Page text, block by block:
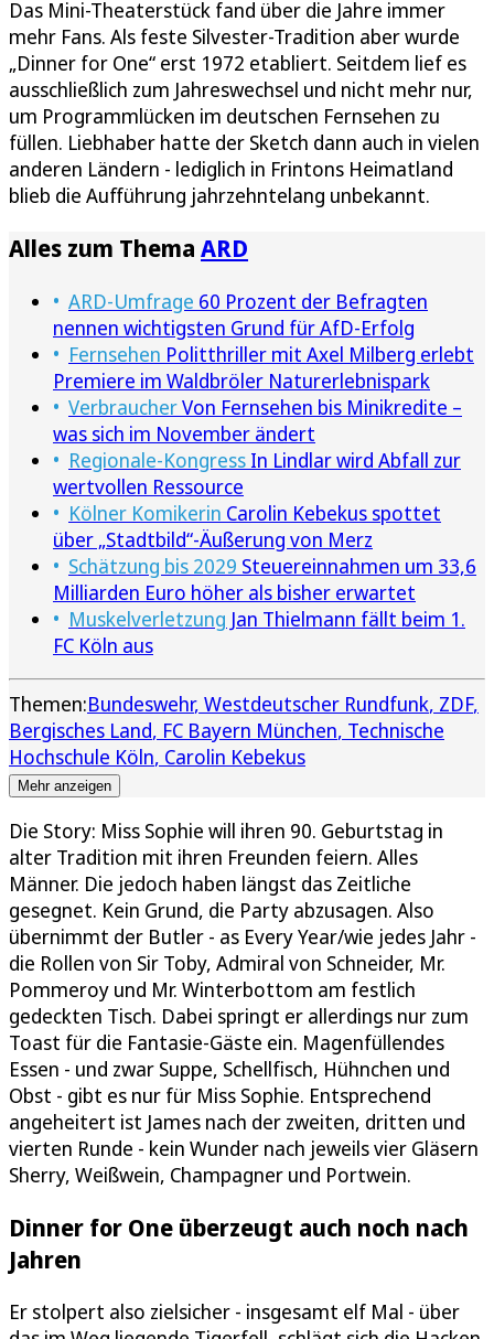
Das Mini-Theaterstück fand über die Jahre immer
mehr Fans. Als feste Silvester-Tradition aber wurde
„Dinner for One“ erst 1972 etabliert. Seitdem lief es
ausschließlich zum Jahreswechsel und nicht mehr nur,
um Programmlücken im deutschen Fernsehen zu
füllen. Liebhaber hatte der Sketch dann auch in vielen
anderen Ländern - lediglich in Frintons Heimatland
blieb die Aufführung jahrzehntelang unbekannt.
Alles zum Thema ARD
ARD-Umfrage 60 Prozent der Befragten
nennen wichtigsten Grund für AfD-Erfolg
Fernsehen Politthriller mit Axel Milberg erlebt
Premiere im Waldbröler Naturerlebnispark
VerbraucherVon Fernsehen bis Minikredite –
was sich im November ändert
Regionale-Kongress In Lindlar wird Abfall zur
wertvollen Ressource
Kölner Komikerin Carolin Kebekus spottet
über „Stadtbild“-Äußerung von Merz
Schätzung bis 2029 Steuereinnahmen um 33,6
Milliarden Euro höher als bisher erwartet
Muskelverletzung Jan Thielmann fällt beim 1.
FC Köln aus
Themen:Bundeswehr Westdeutscher Rundfunk ZDF
Bergisches Land FC Bayern München Technische
Hochschule Köln Carolin Kebekus
Mehr anzeigen
Die Story: Miss Sophie will ihren 90. Geburtstag in
alter Tradition mit ihren Freunden feiern. Alles
Männer. Die jedoch haben längst das Zeitliche
gesegnet. Kein Grund, die Party abzusagen. Also
übernimmt der Butler - as Every Year/wie jedes Jahr -
die Rollen von Sir Toby, Admiral von Schneider, Mr.
Pommeroy und Mr. Winterbottom am festlich
gedeckten Tisch. Dabei springt er allerdings nur zum
Toast für die Fantasie-Gäste ein. Magenfüllendes
Essen - und zwar Suppe, Schellfisch, Hühnchen und
Obst - gibt es nur für Miss Sophie. Entsprechend
angeheitert ist James nach der zweiten, dritten und
vierten Runde - kein Wunder nach jeweils vier Gläsern
Sherry, Weißwein, Champagner und Portwein.
Dinner for One überzeugt auch noch nach
Jahren
Er stolpert also zielsicher - insgesamt elf Mal - über